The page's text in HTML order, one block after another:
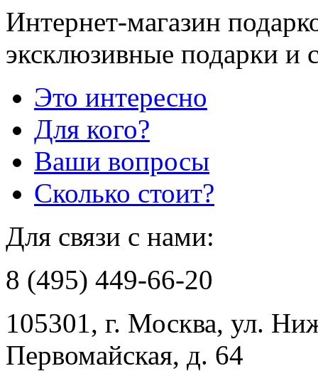
Интернет-магазин
эксклюзивные подарки и
Это интересно
Для кого?
Ваши вопросы
Сколько стоит?
Для связи с нами:
8 (495) 449-66-20
105301, г. Москва, ул.
Первомайская, д. 64